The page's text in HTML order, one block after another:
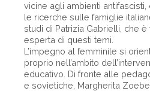
vicine agli ambienti
le ricerche sulle famiglie
studi di Patrizia Gabrielli, che
esperta di questi temi.
L’impegno al femminile si
proprio nell’ambito
educativo. Di fronte alle
e sovietiche, Margherita